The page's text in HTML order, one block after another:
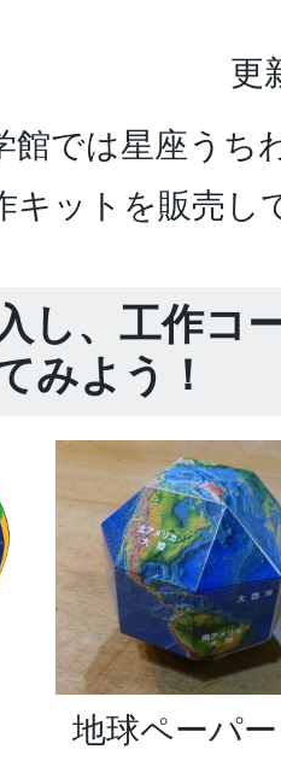
更
館では星座うち
キットを販売し
し、工作コ
みよう！
地球ペーパ